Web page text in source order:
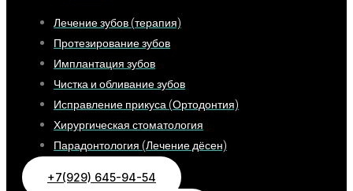
Лечение зубов (терапия)
Протезирование зубов
Имплантация зубов
Чистка и обливание зубов
Исправление прикуса (Ортодонтия)
Хирургическая стоматология
Парадонтология (Лечение дёсен)
+7(929) 645-94-54